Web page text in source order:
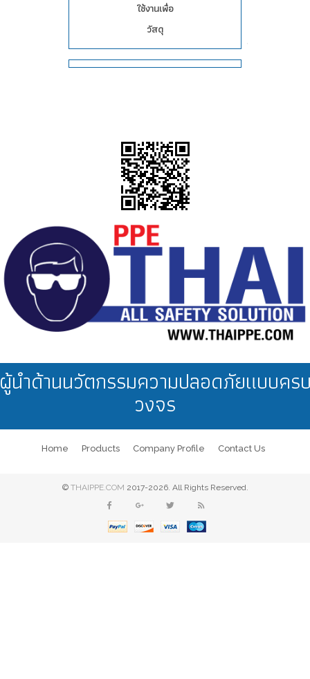
ใช้งานเพื่อ
วัสดุ
นำด้านนวัตกรรมความปลอดภัยแบบคร
วงจร
Home Products Company Profile Contact Us
© THAIPPE.COM 2017-2026. All Rights Reserved.